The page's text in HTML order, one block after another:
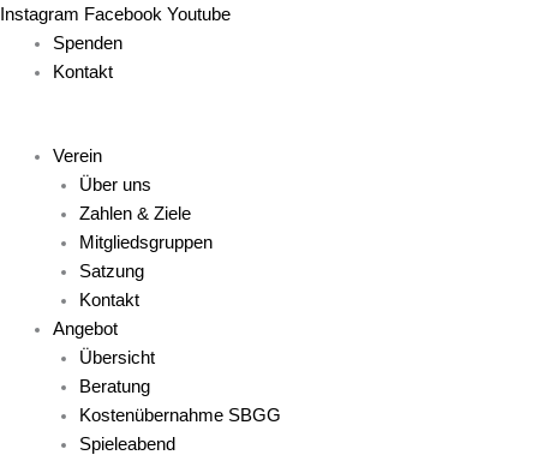
Zum
Inhalt
springen
Instagram Facebook Youtube
Main
Menu
Spenden
Kontakt
Main
Menu
Verein
Über uns
Zahlen & Ziele
Mitgliedsgruppen
Satzung
Kontakt
Angebot
Übersicht
Beratung
Kostenübernahme SBGG
Spieleabend
Main
Menu
Main
Menu
Main
Menu